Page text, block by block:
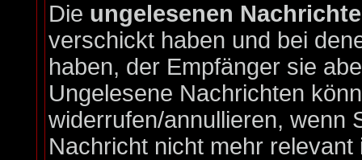
Die ungelesenen
verschickt haben und bei
haben, der Empfänger sie
Ungelesene Nachrichten
widerrufen/annullieren, wenn
Nachricht nicht mehr relevant